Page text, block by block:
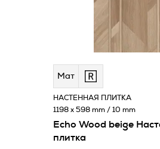
Мат
Echo Wood beige
плитка
НАСТЕННАЯ ПЛИТКА
1198 x 598 mm / 10 mm